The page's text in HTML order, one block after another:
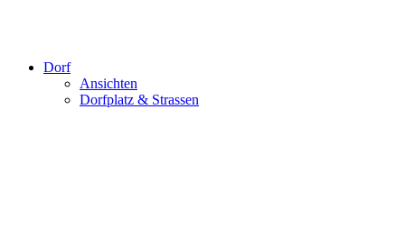
Dorf
Ansichten
Dorfplatz & Strassen